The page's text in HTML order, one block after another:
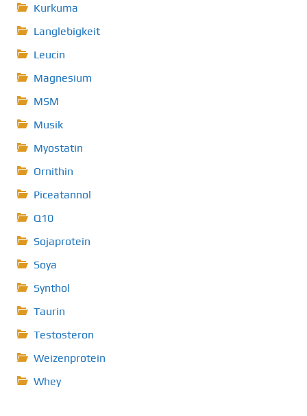
Kurkuma
Langlebigkeit
Leucin
Magnesium
MSM
Musik
Myostatin
Ornithin
Piceatannol
Q10
Sojaprotein
Soya
Synthol
Taurin
Testosteron
Weizenprotein
Whey